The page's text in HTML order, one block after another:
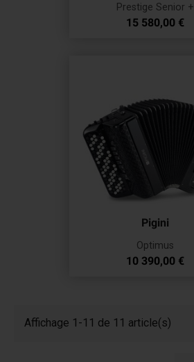
Prestige Senior +
Prix
15 580,00 €
Pigini
Optimus
Prix
10 390,00 €
Affichage 1-11 de 11 article(s)